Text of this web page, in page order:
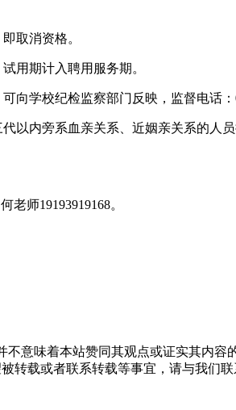
取消资格。
用期计入聘用服务期。
学校纪检监察部门反映，监督电话：
以内旁系血亲关系、近姻亲关系的人
老师19193919168。
意味着本站赞同其观点或证实其内容
载或者联系转载等事宜，请与我们联